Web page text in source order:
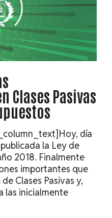
Clases Pasivas
día
la Ley de
2018. Finalmente
importantes que
Clases Pasivas y,
las inicialmente